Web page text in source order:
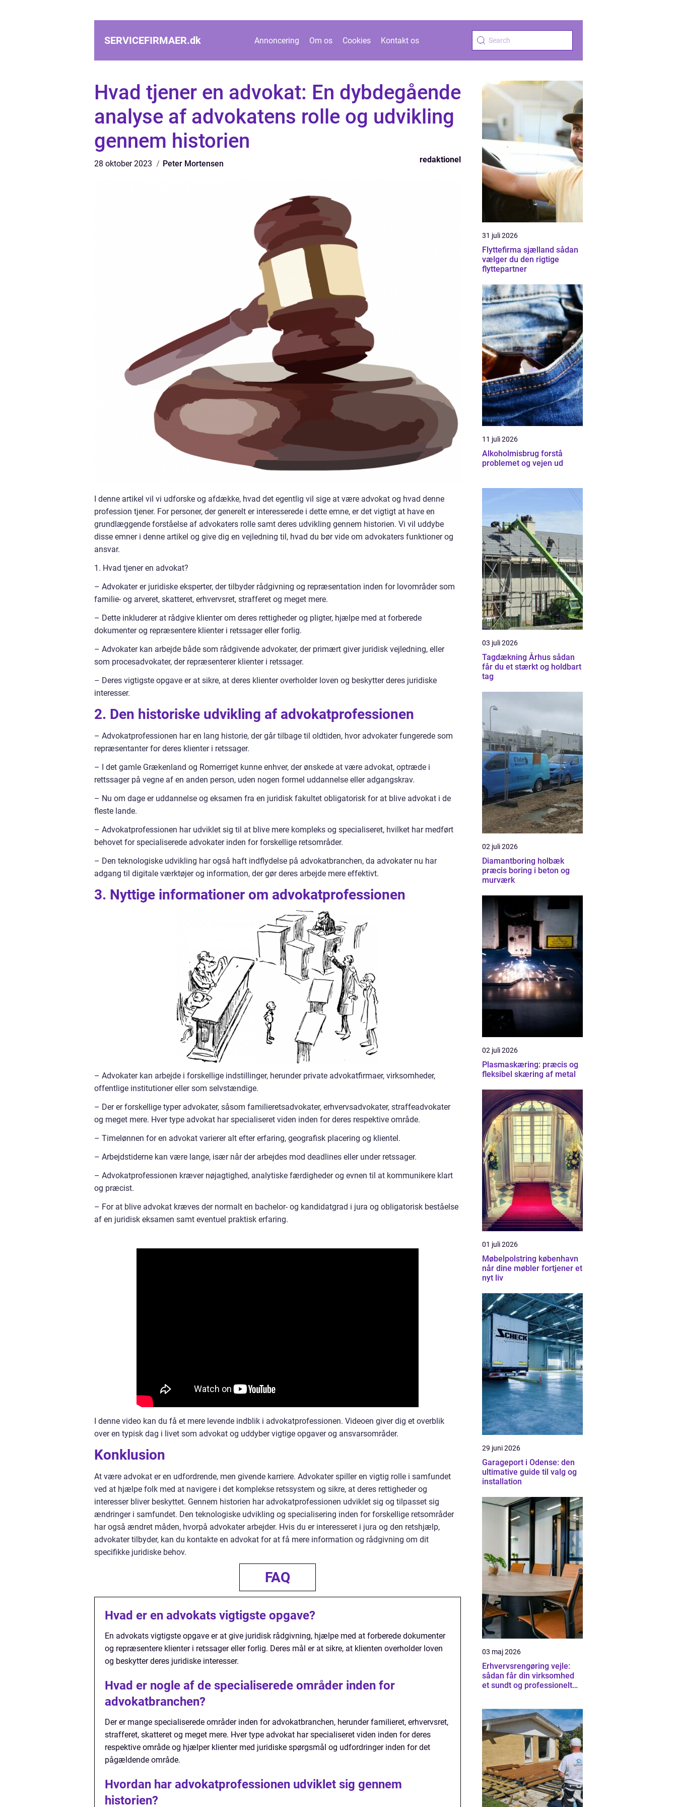
SERVICEFIRMAER.dk Annoncering Om os Cookies Kontakt os
Hvad tjener en advokat: En dybdegående
analyse af advokatens rolle og udvikling
gennem historien
28 oktober 2023 Peter Mortensen redaktionel
I denne artikel vil vi udforske og afdække, hvad det egentlig vil sige at være advokat og hvad denne
profession tjener. For personer, der generelt er interesserede i dette emne, er det vigtigt at have en
grundlæggende forståelse af advokaters rolle samt deres udvikling gennem historien. Vi vil uddybe
disse emner i denne artikel og give dig en vejledning til, hvad du bør vide om advokaters funktioner og
ansvar.
1. Hvad tjener en advokat?
– Advokater er juridiske eksperter, der tilbyder rådgivning og repræsentation inden for lovområder som
familie- og arveret, skatteret, erhvervsret, strafferet og meget mere.
– Dette inkluderer at rådgive klienter om deres rettigheder og pligter, hjælpe med at forberede
dokumenter og repræsentere klienter i retssager eller forlig.
– Advokater kan arbejde både som rådgivende advokater, der primært giver juridisk vejledning, eller
som procesadvokater, der repræsenterer klienter i retssager.
– Deres vigtigste opgave er at sikre, at deres klienter overholder loven og beskytter deres juridiske
interesser.
2. Den historiske udvikling af advokatprofessionen
– Advokatprofessionen har en lang historie, der går tilbage til oldtiden, hvor advokater fungerede som
repræsentanter for deres klienter i retssager.
– I det gamle Grækenland og Romerriget kunne enhver, der ønskede at være advokat, optræde i
rettssager på vegne af en anden person, uden nogen formel uddannelse eller adgangskrav.
– Nu om dage er uddannelse og eksamen fra en juridisk fakultet obligatorisk for at blive advokat i de
fleste lande.
– Advokatprofessionen har udviklet sig til at blive mere kompleks og specialiseret, hvilket har medført
behovet for specialiserede advokater inden for forskellige retsområder.
– Den teknologiske udvikling har også haft indflydelse på advokatbranchen, da advokater nu har
adgang til digitale værktøjer og information, der gør deres arbejde mere effektivt.
3. Nyttige informationer om advokatprofessionen
– Advokater kan arbejde i forskellige indstillinger, herunder private advokatfirmaer, virksomheder,
offentlige institutioner eller som selvstændige.
– Der er forskellige typer advokater, såsom familieretsadvokater, erhvervsadvokater, straffeadvokater
og meget mere. Hver type advokat har specialiseret viden inden for deres respektive område.
– Timelønnen for en advokat varierer alt efter erfaring, geografisk placering og klientel.
– Arbejdstiderne kan være lange, især når der arbejdes mod deadlines eller under retssager.
– Advokatprofessionen kræver nøjagtighed, analytiske færdigheder og evnen til at kommunikere klart
og præcist.
– For at blive advokat kræves der normalt en bachelor- og kandidatgrad i jura og obligatorisk beståelse
af en juridisk eksamen samt eventuel praktisk erfaring.
I denne video kan du få et mere levende indblik i advokatprofessionen. Videoen giver dig et overblik
over en typisk dag i livet som advokat og uddyber vigtige opgaver og ansvarsområder.
Konklusion
At være advokat er en udfordrende, men givende karriere. Advokater spiller en vigtig rolle i samfundet
ved at hjælpe folk med at navigere i det komplekse retssystem og sikre, at deres rettigheder og
interesser bliver beskyttet. Gennem historien har advokatprofessionen udviklet sig og tilpasset sig
ændringer i samfundet. Den teknologiske udvikling og specialisering inden for forskellige retsområder
har også ændret måden, hvorpå advokater arbejder. Hvis du er interesseret i jura og den retshjælp,
advokater tilbyder, kan du kontakte en advokat for at få mere information og rådgivning om dit
specifikke juridiske behov.
FAQ
Hvad er en advokats vigtigste opgave?
En advokats vigtigste opgave er at give juridisk rådgivning, hjælpe med at forberede dokumenter
og repræsentere klienter i retssager eller forlig. Deres mål er at sikre, at klienten overholder loven
og beskytter deres juridiske interesser.
Hvad er nogle af de specialiserede områder inden for
advokatbranchen?
Der er mange specialiserede områder inden for advokatbranchen, herunder familieret, erhvervsret,
strafferet, skatteret og meget mere. Hver type advokat har specialiseret viden inden for deres
respektive område og hjælper klienter med juridiske spørgsmål og udfordringer inden for det
pågældende område.
Hvordan har advokatprofessionen udviklet sig gennem
historien?
31 juli 2026
Flyttefirma sjælland sådan
vælger du den rigtige
flyttepartner
11 juli 2026
Alkoholmisbrug forstå
problemet og vejen ud
03 juli 2026
Tagdækning Århus sådan
får du et stærkt og holdbart
tag
02 juli 2026
Diamantboring holbæk
præcis boring i beton og
murværk
02 juli 2026
Plasmaskæring: præcis og
fleksibel skæring af metal
01 juli 2026
Møbelpolstring københavn
når dine møbler fortjener et
nyt liv
29 juni 2026
Garageport i Odense: den
ultimative guide til valg og
installation
03 maj 2026
Erhvervsrengøring vejle:
sådan får din virksomhed
et sundt og professionelt